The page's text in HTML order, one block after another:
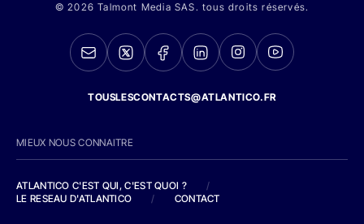
© 2026 Talmont Media SAS. tous droits réservés.
TOUSLESCONTACTS@ATLANTICO.FR
MIEUX NOUS CONNAITRE
ATLANTICO C'EST QUI, C'EST QUOI ?
/
LE RESEAU D'ATLANTICO
/ CONTACT